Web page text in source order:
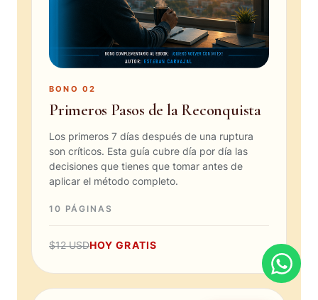
BONO 02
Primeros Pasos de la Reconquista
Los primeros 7 días después de una ruptura
son críticos. Esta guía cubre día por día las
decisiones que tienes que tomar antes de
aplicar el método completo.
10 PÁGINAS
$12 USDHOY GRATIS